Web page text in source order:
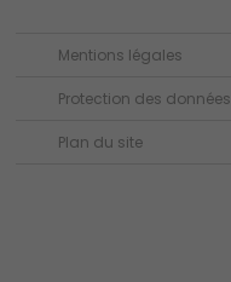
Mentions légales
Protection des données
Plan du site